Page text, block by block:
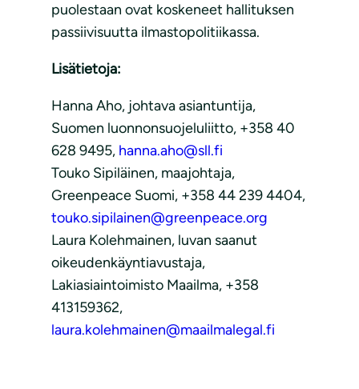
puolestaan ovat koskeneet hallituksen
passiivisuutta ilmastopolitiikassa.
Lisätietoja:
Hanna Aho, johtava asiantuntija,
Suomen luonnonsuojeluliitto, +358 40
628 9495, hanna.aho@sll.fi
Touko Sipiläinen, maajohtaja,
Greenpeace Suomi, +358 44 239 4404,
touko.sipilainen@greenpeace.org
Laura Kolehmainen, luvan saanut
oikeudenkäyntiavustaja,
Lakiasiaintoimisto Maailma, +358
413159362,
laura.kolehmainen@maailmalegal.fi